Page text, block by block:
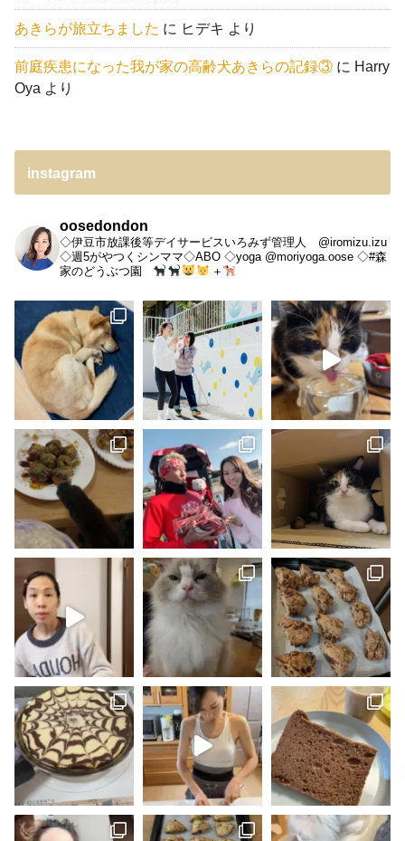
あきらが旅立ちました に ヒデキ より
前庭疾患になった我が家の高齢犬あきらの記録③ に Harry
Oya より
instagram
oosedondon
◇伊豆市放課後等デイサービスいろみず管理人 @iromizu.izu
◇週5がやつくシンママ◇ABO ◇yoga @moriyoga.oose ◇#森
家のどうぶつ園
＋